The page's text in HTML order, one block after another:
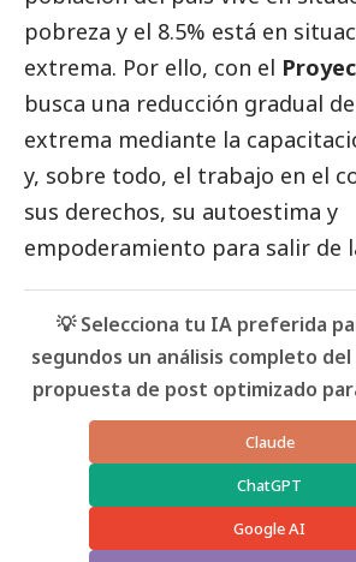
pobreza y el 8.5% está en
extrema. Por ello, con el
busca una reducción gradual
extrema mediante la
y, sobre todo, el trabajo en el
sus derechos, su autoestima y
empoderamiento para salir de
💡 Selecciona tu IA preferida
segundos un análisis completo
propuesta de post optimizado
Claude
ChatGPT
Google AI